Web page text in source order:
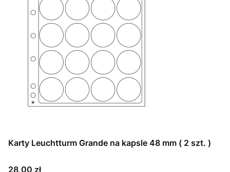
Karty Leuchtturm Grande na kapsle 48 mm ( 2 szt. )
Cena
28,00 zł